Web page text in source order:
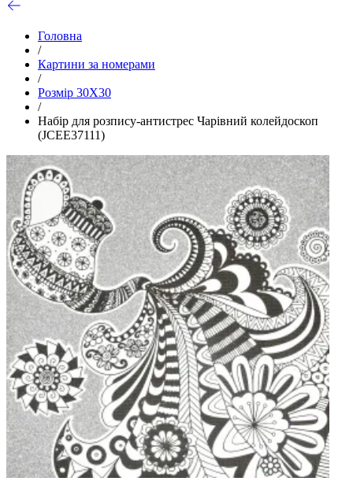
Головна
/
Картини за номерами
/
Розмір 30Х30
/
Набір для розпису-антистрес Чарівний колейдоскоп
(JCEE37111)